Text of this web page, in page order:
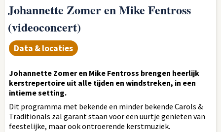
Johannette Zomer en Mike Fentross
(videoconcert)
Data & locaties
Johannette Zomer en Mike Fentross brengen heerlijk
kerstrepertoire uit alle tijden en windstreken, in een
intieme setting.
Dit programma met bekende en minder bekende Carols &
Traditionals zal garant staan voor een uurtje genieten van
feestelijke, maar ook ontroerende kerstmuziek.